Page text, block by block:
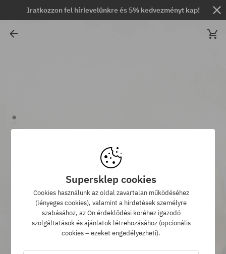
Iratkozzon fel hírlevelünkre és 5% kedvezményt kap!
Supersklep cookies
Cookies használunk az oldal zavartalan működéséhez
(lényeges cookies), valamint a hirdetések személyre
szabásához, az Ön érdeklődési köréhez igazodó
szolgáltatások és ajánlatok létrehozásához (opcionális
cookies – ezeket engedélyezheti).